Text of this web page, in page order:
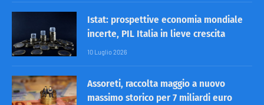
Istat: prospettive economia mondiale
incerte, PIL Italia in lieve crescita
10 Luglio 2026
Assoreti, raccolta maggio a nuovo
massimo storico per 7 miliardi euro